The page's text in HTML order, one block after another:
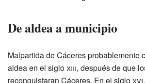
De aldea a municipio
Malpartida de Cáceres probablemente
aldea en el sigloxiii, después de que
reconquistaran Cáceres. En el sigloxvi